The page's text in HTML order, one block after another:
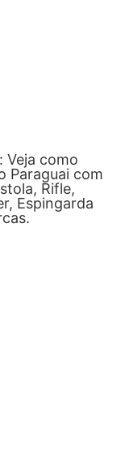
Veja como
Paraguai com
Rifle,
Espingarda